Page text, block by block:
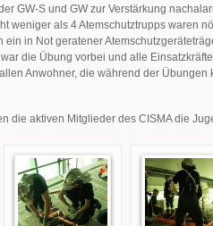
GW-S und GW zur Verstärkung
weniger als 4 Atemschutztrupps waren
ein in Not geratener
die Übung vorbei und alle
Anwohner, die während der
die aktiven Mitglieder des CISMA die